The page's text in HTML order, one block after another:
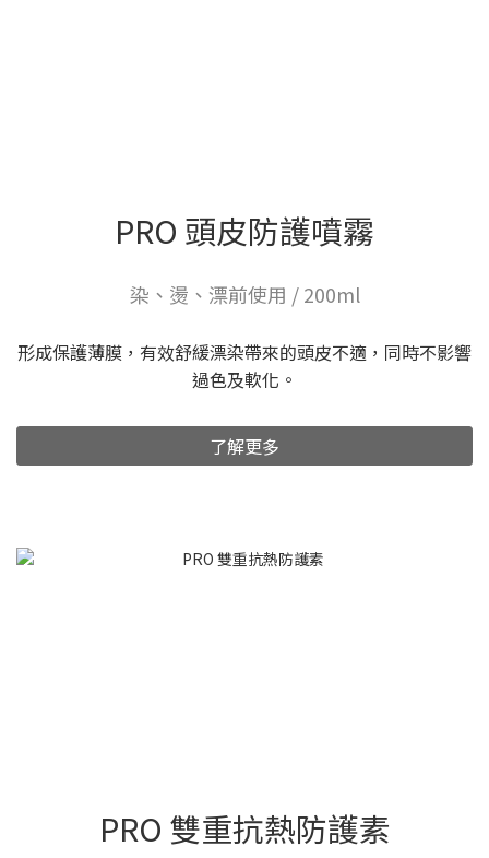
PRO 頭皮防護噴霧
染、燙、漂前使用 / 200ml
形成保護薄膜，有效舒緩漂染帶來的頭皮不適，同時不影響
過色及軟化。
了解更多
PRO 雙重抗熱防護素